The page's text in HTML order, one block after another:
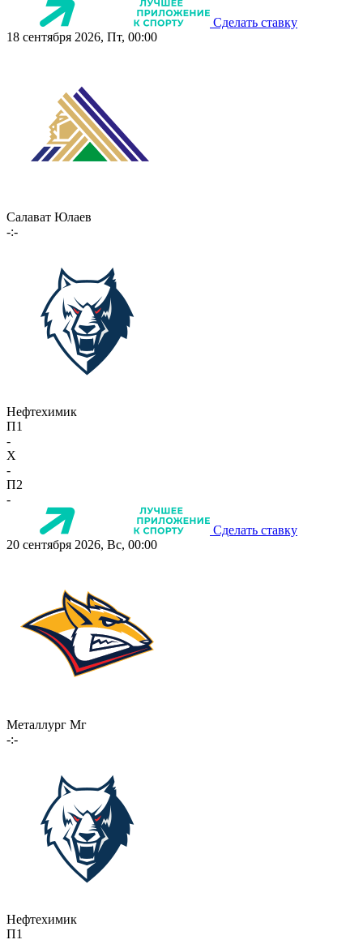
Сделать ставку
18 сентября 2026, Пт, 00:00
Салават Юлаев
-:-
Нефтехимик
П1
-
X
-
П2
-
Сделать ставку
20 сентября 2026, Вс, 00:00
Металлург Мг
-:-
Нефтехимик
П1